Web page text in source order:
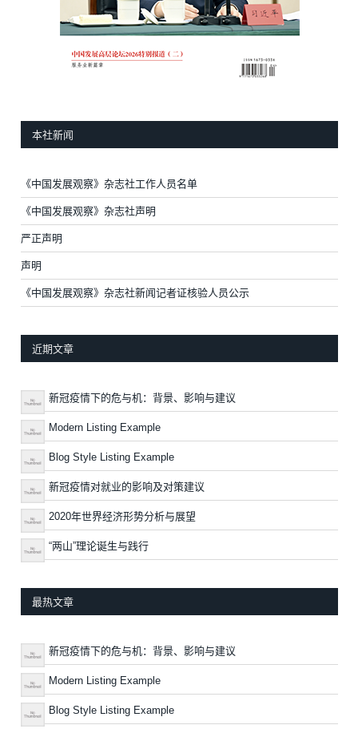
本社新闻
《中国发展观察》杂志社工作人员名单
《中国发展观察》杂志社声明
严正声明
声明
《中国发展观察》杂志社新闻记者证核验人员公示
近期文章
新冠疫情下的危与机：背景、影响与建议
Modern Listing Example
Blog Style Listing Example
新冠疫情对就业的影响及对策建议
2020年世界经济形势分析与展望
“两山”理论诞生与践行
最热文章
新冠疫情下的危与机：背景、影响与建议
Modern Listing Example
Blog Style Listing Example